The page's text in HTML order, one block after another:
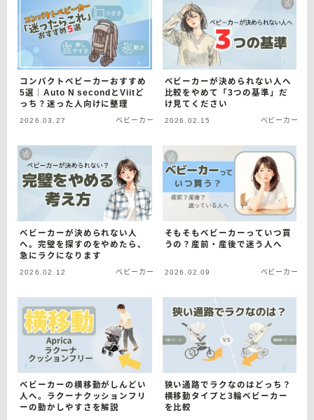
比較
コンパクトベビーカーおすすめ
5選｜Auto N secondとViitど
っち？迷った人向けに整理
2026.03.27 ベビーカー
ベビーカーが決められない人へ
比較をやめて「3つの基準」だ
け見てください
2026.02.15 ベビーカー
ベビーカーが決められない人
へ。完璧を探すのをやめたら、
急にラクになります
2026.02.12 ベビーカー
そもそもベビーカーっていつ買
うの？産前・産後で迷う人へ
2026.02.09 ベビーカー
ベビーカーの横移動がしんどい
人へ。ラクーナクッションフリ
ーの動かしやすさを解説
狭い通路でラクなのはどっち？
横移動タイプと3輪ベビーカー
を比較